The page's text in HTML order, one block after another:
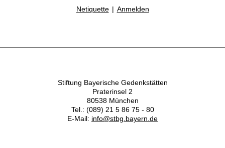
Netiquette
Anmelden
Stiftung Bayerische Gedenkstätten
Praterinsel 2
80538 München
Tel.: (089) 21 5 86 75 - 80
E-Mail: info@stbg.bayern.de